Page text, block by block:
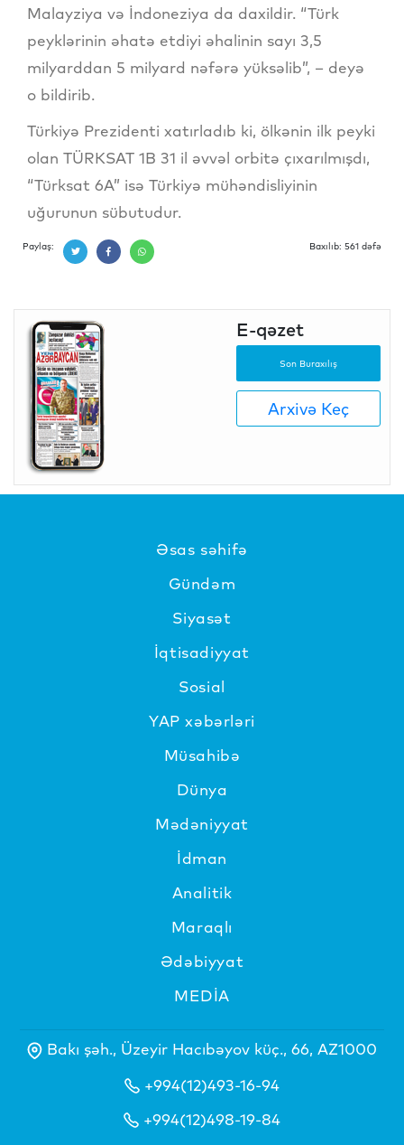
Malayziya və İndoneziya da daxildir. “Türk
peyklərinin əhatə etdiyi əhalinin sayı 3,5
milyarddan 5 milyard nəfərə yüksəlib”, – deyə
o bildirib.
Türkiyə Prezidenti xatırladıb ki, ölkənin ilk peyki
olan TÜRKSAT 1B 31 il əvvəl orbitə çıxarılmışdı,
“Türksat 6A” isə Türkiyə mühəndisliyinin
uğurunun sübutudur.
Paylaş: Baxılıb: 561 dəfə
E-qəzet
Son Buraxılış
Arxivə Keç
Əsas səhifə
Gündəm
Siyasət
İqtisadiyyat
Sosial
YAP xəbərləri
Müsahibə
Dünya
Mədəniyyat
İdman
Analitik
Maraqlı
Ədəbiyyat
MEDİA
Bakı şəh., Üzeyir Hacıbəyov küç., 66, AZ1000
+994(12)493-16-94
+994(12)498-19-84